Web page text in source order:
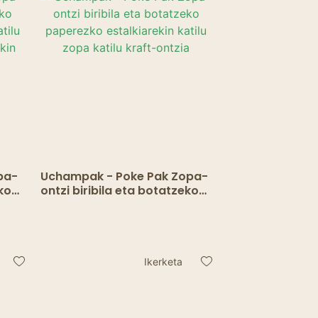
Uchampak - Poke Pak Zopa-
ontzi biribila eta botatzeko
Ikerketa